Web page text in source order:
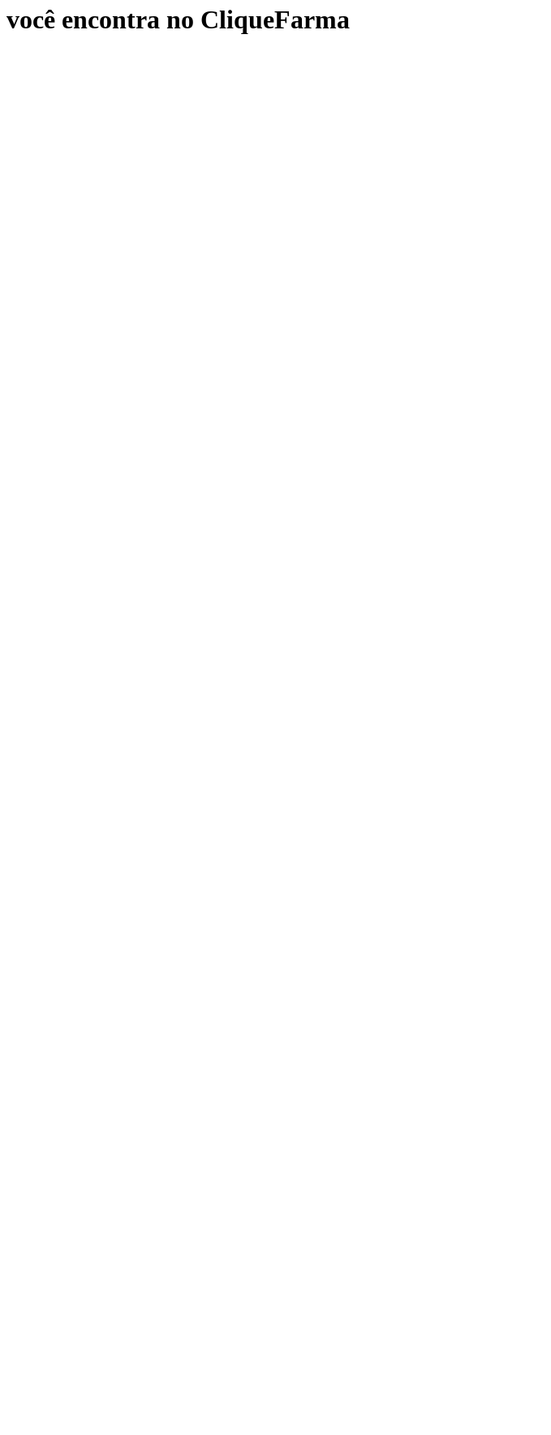
você encontra no CliqueFarma